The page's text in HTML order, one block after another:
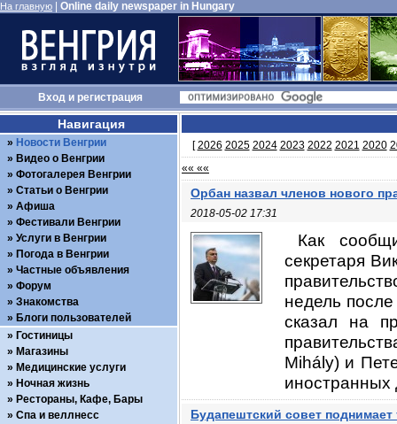
На главную Online daily newspaper in Hungary
Входи регистрация
[2026 2025 2024 2023 2022 2021 2020
«« ««
Орбан назвал членов нового
2018-05-02 17:31
Как
секретаря
недель
сказал на
Mihály) и
иностранных
Будапештский совет
Навигация
Новости Венгрии
Видео о Венгрии
Фотогалерея Венгрии
Статьи о Венгрии
Афиша
Фестивали Венгрии
Услуги в Венгрии
Погода в Венгрии
Частные объявления
Форум
Знакомства
Блоги пользователей
Гостиницы
Магазины
Медицинские услуги
Ночная жизнь
Рестораны, Кафе, Бары
Спа и веллнесс